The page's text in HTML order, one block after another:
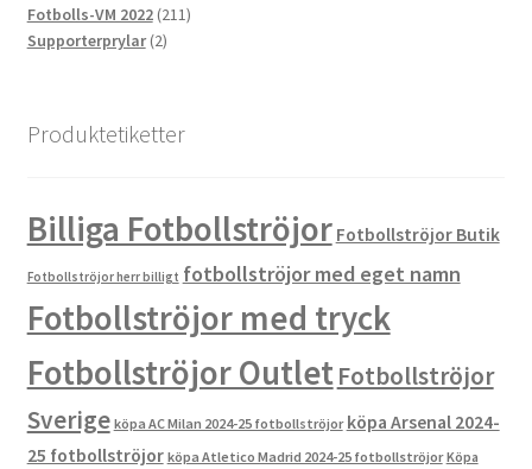
produkter
Fotbolls-VM 2022 211211
Supporterprylar 22
Produktetiketter
Billiga Fotbollströjor Fotbollströjor Butik
Fotbollströjor herr billigt fotbollströjor med eget namn
Fotbollströjor med tryck
Fotbollströjor OutletFotbollströjor
Sverige köpa AC Milan 2024-25 fotbollströjor köpa Arsenal 2024-
25 fotbollströjor köpa Atletico Madrid 2024-25 fotbollströjor Köpa